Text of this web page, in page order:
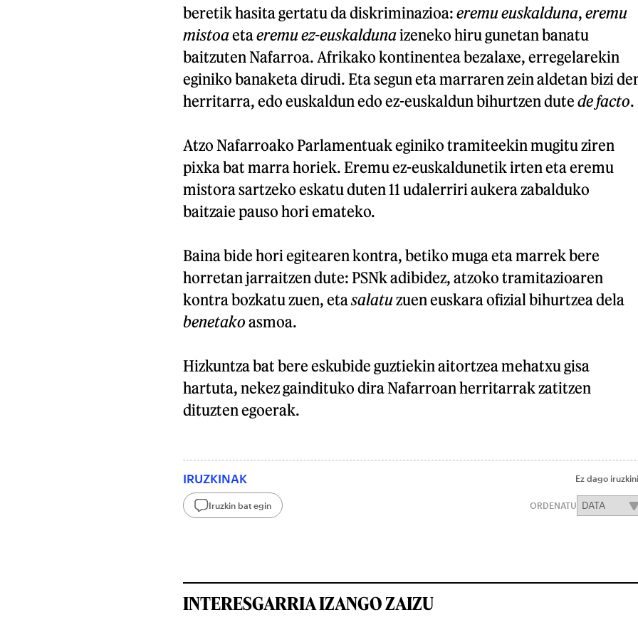
beretik hasita gertatu da diskriminazioa: eremu euskalduna, eremu
mistoaetaeremu ez-euskaldunaizeneko hiru gunetan banatu
baitzuten Nafarroa. Afrikako kontinentea bezalaxe, erregelarekin
eginiko banaketa dirudi. Eta segun eta marraren zein aldetan bizi
herritarra, edo euskaldun edo ez-euskaldun bihurtzen dute de facto.
Atzo Nafarroako Parlamentuak eginiko tramiteekin mugitu ziren
pixka bat marra horiek. Eremu ez-euskaldunetik irten eta eremu
mistora sartzeko eskatu duten 11 udalerriri aukera zabalduko
baitzaie pauso hori emateko.
Baina bide hori egitearen kontra, betiko muga eta marrek bere
horretan jarraitzen dute: PSNk adibidez, atzoko tramitazioaren
kontra bozkatu zuen, etasalatuzuen euskara ofizial bihurtzea dela
benetako asmoa.
Hizkuntza bat bere eskubide guztiekin aitortzea mehatxu gisa
hartuta, nekez gaindituko dira Nafarroan herritarrak zatitzen
dituzten egoerak.
IRUZKINAK Ez dago
Iruzkin bat egin ORDENATU
INTERESGARRIA IZANGO ZAIZU